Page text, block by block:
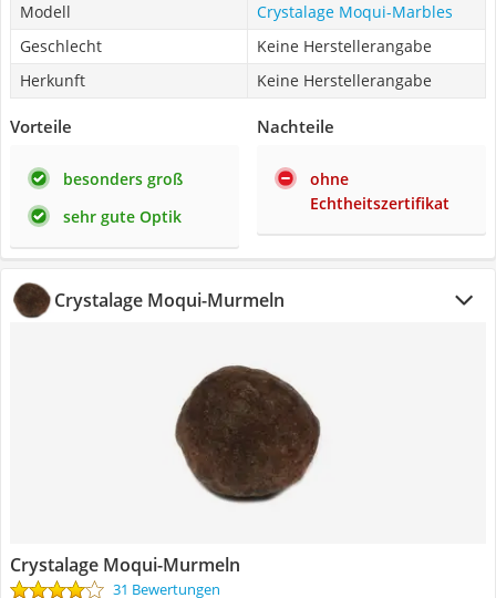
Modell
Crystalage Moqui-Marbles
Geschlecht
Keine Herstellerangabe
Herkunft
Keine Herstellerangabe
Vorteile
besonders groß
sehr gute Optik
Nachteile
ohne
Echtheitszertifikat
Crystalage Moqui-Murmeln
Crystalage Moqui-Murmeln
31 Bewertungen